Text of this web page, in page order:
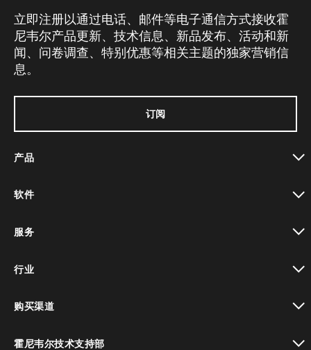
立即注册以通过电话、邮件等电子通信方式接收霍
尼韦尔产品更新、技术信息、新品发布、活动和新
闻、问卷调查、特别优惠等相关主题的独家营销信
息。
订阅
产品
软件
服务
行业
购买渠道
霍尼韦尔技术支持部